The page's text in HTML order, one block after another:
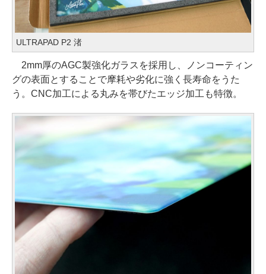
ULTRAPAD P2 渚
2mm厚のAGC製強化ガラスを採用し、ノンコーティン
グの表面とすることで摩耗や劣化に強く長寿命をうた
う。CNC加工による丸みを帯びたエッジ加工も特徴。